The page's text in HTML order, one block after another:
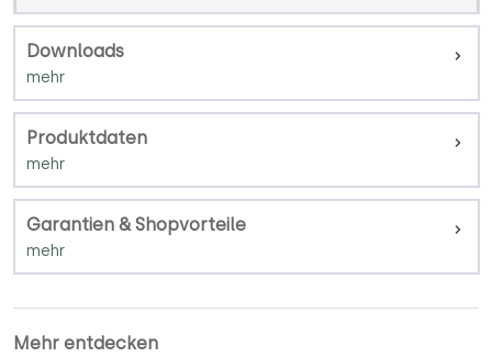
Downloads
Produktdaten
Garantien & Shopvorteile
Mehr entdecken